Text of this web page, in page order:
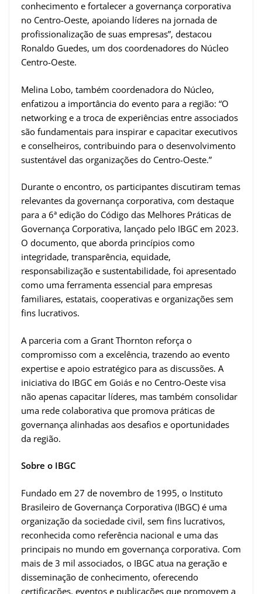
conhecimento e fortalecer a governança corporativa
no Centro-Oeste, apoiando líderes na jornada de
profissionalização de suas empresas”, destacou
Ronaldo Guedes, um dos coordenadores do Núcleo
Centro-Oeste.
Melina Lobo, também coordenadora do Núcleo,
enfatizou a importância do evento para a região: “O
networking e a troca de experiências entre associados
são fundamentais para inspirar e capacitar executivos
e conselheiros, contribuindo para o desenvolvimento
sustentável das organizações do Centro-Oeste.”
Durante o encontro, os participantes discutiram temas
relevantes da governança corporativa, com destaque
para a 6ª edição do Código das Melhores Práticas de
Governança Corporativa, lançado pelo IBGC em 2023.
O documento, que aborda princípios como
integridade, transparência, equidade,
responsabilização e sustentabilidade, foi apresentado
como uma ferramenta essencial para empresas
familiares, estatais, cooperativas e organizações sem
fins lucrativos.
A parceria com a Grant Thornton reforça o
compromisso com a excelência, trazendo ao evento
expertise e apoio estratégico para as discussões. A
iniciativa do IBGC em Goiás e no Centro-Oeste visa
não apenas capacitar líderes, mas também consolidar
uma rede colaborativa que promova práticas de
governança alinhadas aos desafios e oportunidades
da região.
Sobre o IBGC
Fundado em 27 de novembro de 1995, o Instituto
Brasileiro de Governança Corporativa (IBGC) é uma
organização da sociedade civil, sem fins lucrativos,
reconhecida como referência nacional e uma das
principais no mundo em governança corporativa. Com
mais de 3 mil associados, o IBGC atua na geração e
disseminação de conhecimento, oferecendo
certificações, eventos e publicações que promovem a